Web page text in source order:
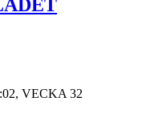
VECKA 32